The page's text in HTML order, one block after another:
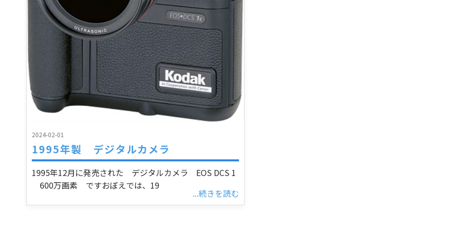
2024-02-01
1995年製 デジタルカメラ
1995年12月に発売された デジタルカメラ EOS DCS 1
600万画素 ですおぼえでは、19
...続きを読む